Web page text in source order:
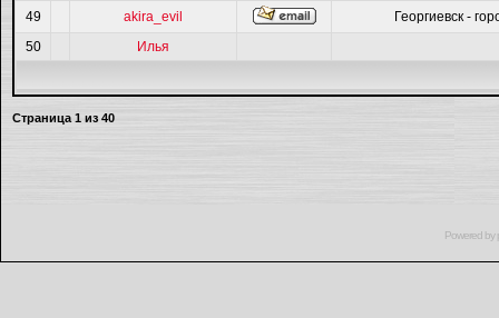
49
akira_evil
Георгиевск -
50
Илья
Страница 1 из 40
Powered by